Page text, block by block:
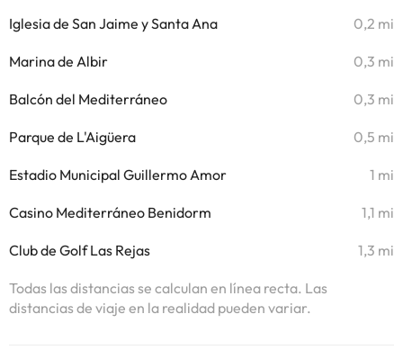
Iglesia de San Jaime y Santa Ana 0,2 mi
Marina de Albir 0,3 mi
Balcón del Mediterráneo 0,3 mi
Parque de L'Aigüera 0,5 mi
Estadio Municipal Guillermo Amor 1 mi
Casino Mediterráneo Benidorm 1,1 mi
Club de Golf Las Rejas 1,3 mi
Todas las distancias se calculan en línea recta. Las
distancias de viaje en la realidad pueden variar.